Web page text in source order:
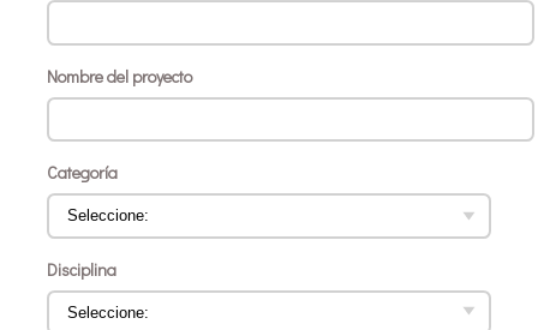
Nombre del proyecto
Categoría
Disciplina